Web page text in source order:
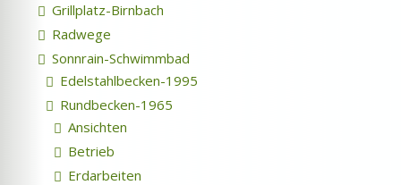
Grillplatz-Birnbach
Radwege
Sonnrain-Schwimmbad
Edelstahlbecken-1995
Rundbecken-1965
Ansichten
Betrieb
Erdarbeiten